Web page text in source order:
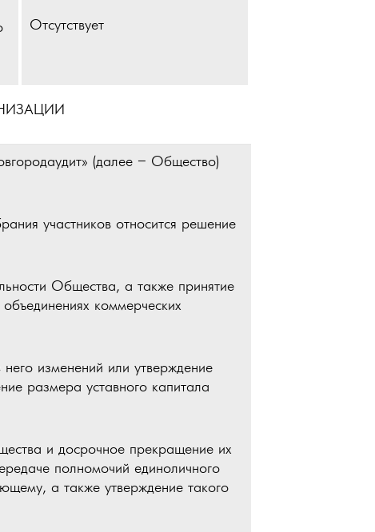
Отсутствует
(далее – Общество)
участников относится решение
Общества, а также принятие
коммерческих
изменений или утверждение
размера уставного капитала
и досрочное прекращение их
полномочий единоличного
а также утверждение такого